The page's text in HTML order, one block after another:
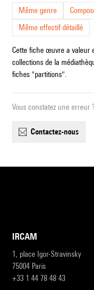
Même genre
Même effectif détaillé
Cette fiche œuvre a valeur
collections de la
fiches "partitions".
Vous constatez une erreur
contactez-nous
IRCAM
1, place Igor-Stravinsky
75004 Paris
+33 1 44 78 48 43